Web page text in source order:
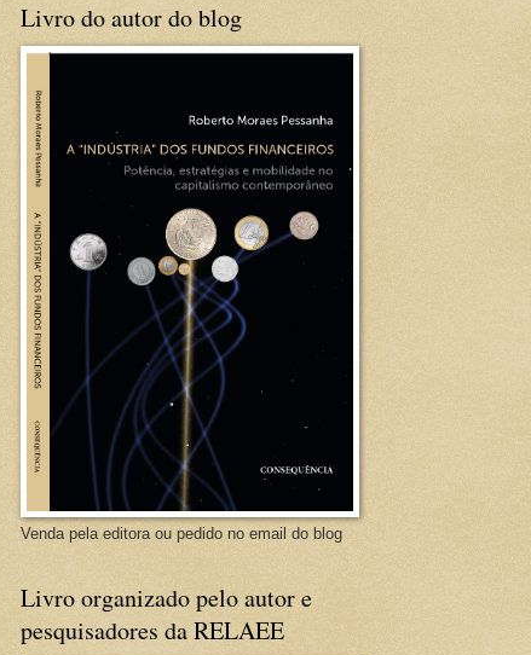
Livro do autor do blog
Venda pela editora ou pedido no email do blog
Livro organizado pelo autor e
pesquisadores da RELAEE